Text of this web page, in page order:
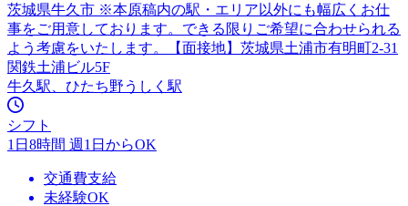
茨城県牛久市 ※本原稿内の駅・エリア以外にも幅広くお仕
事をご用意しております。できる限りご希望に合わせられる
よう考慮をいたします。【面接地】茨城県土浦市有明町2-31
関鉄土浦ビル5F
牛久駅、ひたち野うしく駅
シフト
1日8時間 週1日からOK
交通費支給
未経験OK